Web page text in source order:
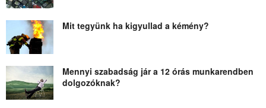
Mit tegyünk ha kigyullad a kémény?
Mennyi szabadság jár a 12 órás munkarendben
dolgozóknak?